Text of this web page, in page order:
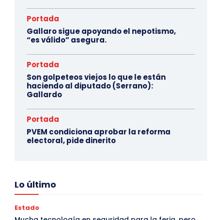
Portada
Gallaro sigue apoyando el nepotismo,
“es válido” asegura.
Portada
Son golpeteos viejos lo que le están
haciendo al diputado (Serrano):
Gallardo
Portada
PVEM condiciona aprobar la reforma
electoral, pide dinerito
Lo último
Estado